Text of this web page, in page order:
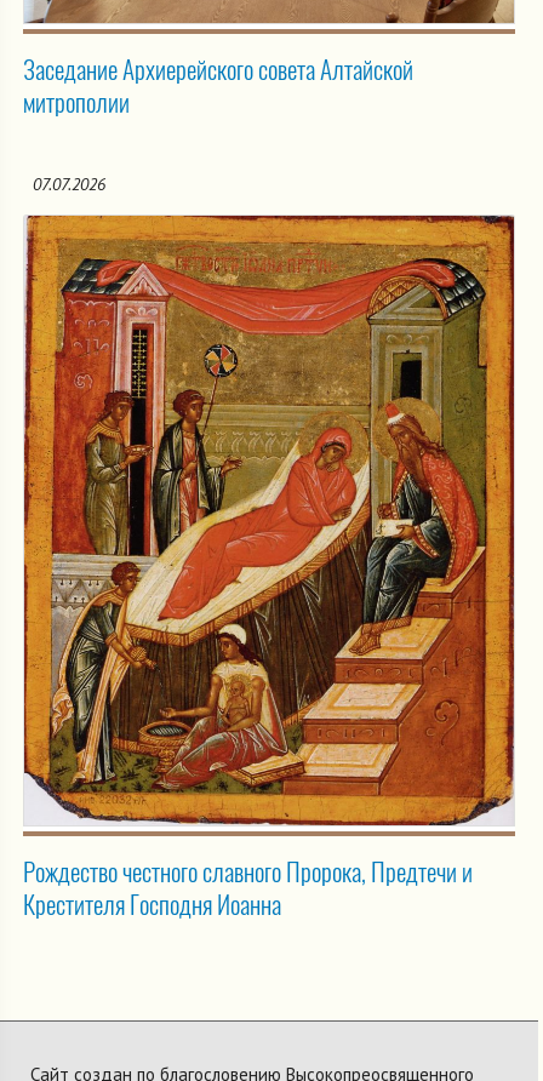
Заседание Архиерейского совета Алтайской
митрополии
07.07.2026
Рождество честного славного Пророка, Предтечи и
Крестителя Господня Иоанна
Сайт создан по благословению Высокопреосвященного